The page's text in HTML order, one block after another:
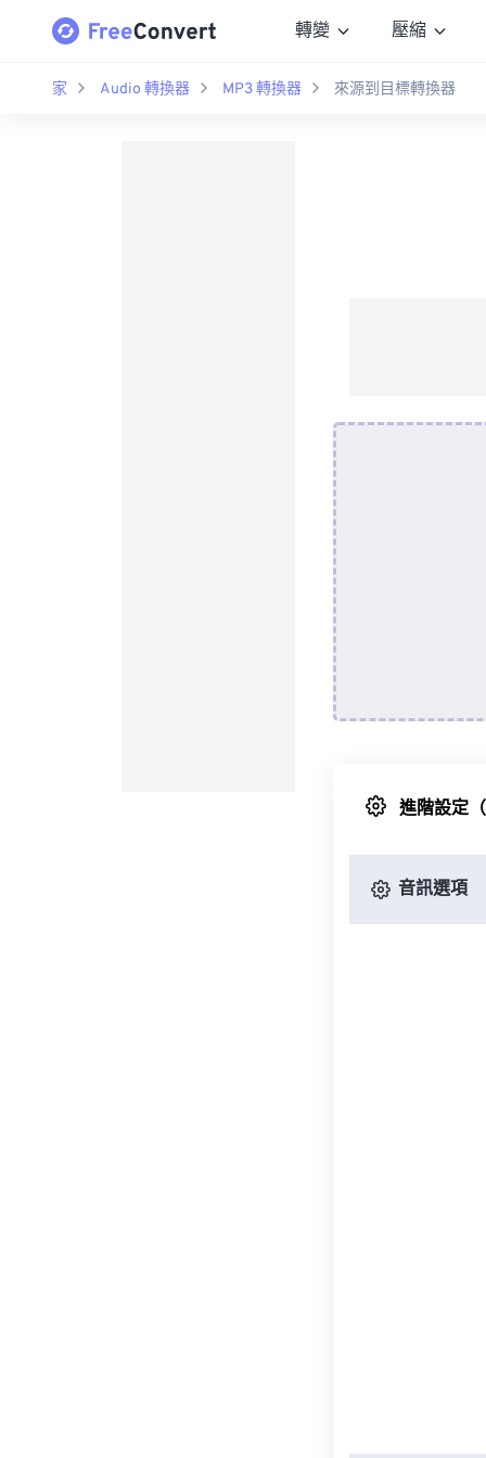
轉變 壓縮
家 Audio 轉換器 MP3 轉換器 來源到目標轉換器
進階設定
音訊選項